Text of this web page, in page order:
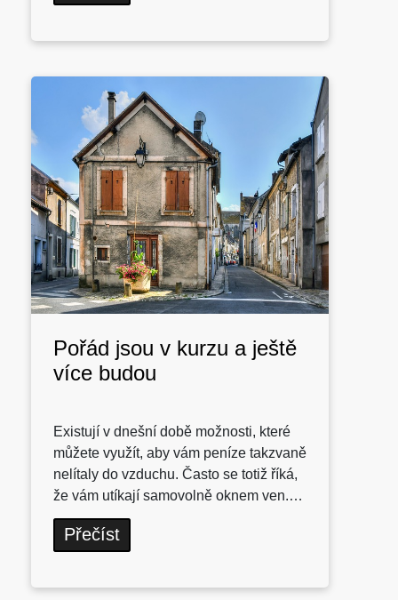
Pořád jsou v kurzu a ještě
více budou
Existují v dnešní době možnosti, které
můžete využít, aby vám peníze takzvaně
nelítaly do vzduchu. Často se totiž říká,
že vám utíkají samovolně oknem ven.…
Přečíst